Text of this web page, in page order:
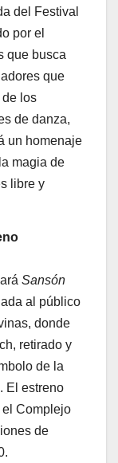
del Festival
por el
que busca
que
de los
de danza,
un homenaje
magia de
libre y
Sansón
al público
donde
retirado y
de la
El estreno
el Complejo
de